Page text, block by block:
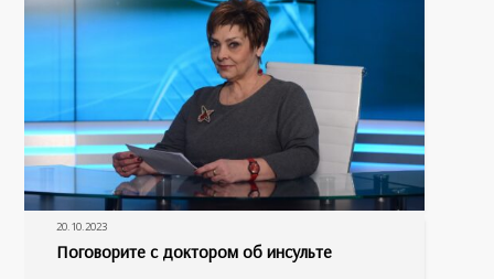
20.10.2023
Поговорите с доктором об инсульте